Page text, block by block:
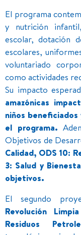
El programa
y nutrición
escolar, dotación
escolares,
voluntariado
como actividades
Su impacto
amazónicas
niños
el programa.
Objetivos de
Calidad, ODS 10:
3: Salud y
objetivos.
El segundo
Revolución
Residuos